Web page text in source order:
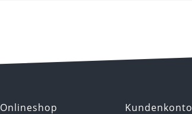
Onlineshop Kundenkonto